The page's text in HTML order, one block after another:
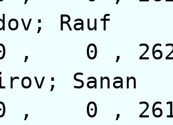
Rauf
, 0
Sanan
, 0